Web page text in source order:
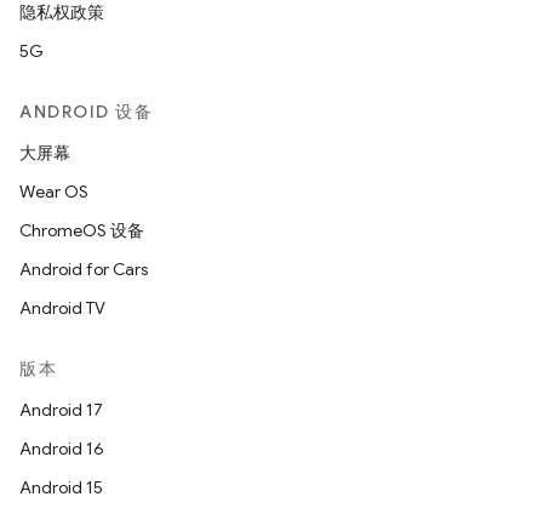
隐私权政策
5G
ANDROID 设备
大屏幕
Wear OS
ChromeOS 设备
Android for Cars
Android TV
版本
Android 17
Android 16
Android 15